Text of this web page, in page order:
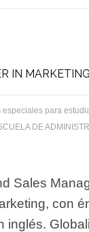
IN
para
DE
Sales
con
inglés.